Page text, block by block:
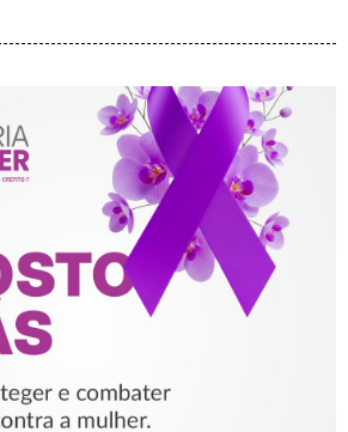
LILÁS – ACOLHER,
E COMBATER A
CONTRA A
MULHER